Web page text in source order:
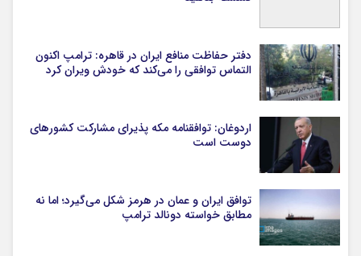
دفتر حفاظت منافع ایران در قاهره: ترامپ اکنون
التماس توافقی را می‌کند که خودش ویران کرد
اردوغان: توافقنامه مکه پذیرای مشارکت کشورهای
دوست است
توافق ایران و عمان در هرمز شکل می‌گیرد؛ اما نه
مطابق خواسته دونالد ترامپ